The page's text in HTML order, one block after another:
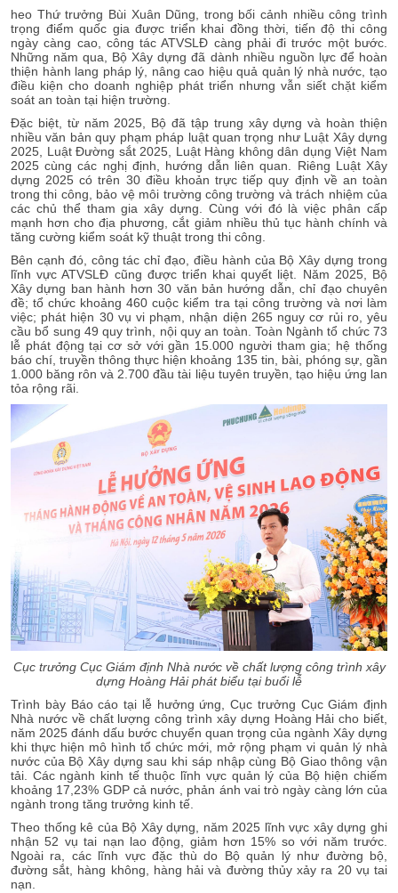
heo Thứ trưởng Bùi Xuân Dũng, trong bối cảnh nhiều công trình
trọng điểm quốc gia được triển khai đồng thời, tiến độ thi công
ngày càng cao, công tác ATVSLĐ càng phải đi trước một bước.
Những năm qua, Bộ Xây dựng đã dành nhiều nguồn lực để hoàn
thiện hành lang pháp lý, nâng cao hiệu quả quản lý nhà nước, tạo
điều kiện cho doanh nghiệp phát triển nhưng vẫn siết chặt kiểm
soát an toàn tại hiện trường.
Đặc biệt, từ năm 2025, Bộ đã tập trung xây dựng và hoàn thiện
nhiều văn bản quy phạm pháp luật quan trọng như Luật Xây dựng
2025, Luật Đường sắt 2025, Luật Hàng không dân dụng Việt Nam
2025 cùng các nghị định, hướng dẫn liên quan. Riêng Luật Xây
dựng 2025 có trên 30 điều khoản trực tiếp quy định về an toàn
trong thi công, bảo vệ môi trường công trường và trách nhiệm của
các chủ thể tham gia xây dựng. Cùng với đó là việc phân cấp
mạnh hơn cho địa phương, cắt giảm nhiều thủ tục hành chính và
tăng cường kiểm soát kỹ thuật trong thi công.
Bên cạnh đó, công tác chỉ đạo, điều hành của Bộ Xây dựng trong
lĩnh vực ATVSLĐ cũng được triển khai quyết liệt. Năm 2025, Bộ
Xây dựng ban hành hơn 30 văn bản hướng dẫn, chỉ đạo chuyên
đề; tổ chức khoảng 460 cuộc kiểm tra tại công trường và nơi làm
việc; phát hiện 30 vụ vi phạm, nhận diện 265 nguy cơ rủi ro, yêu
cầu bổ sung 49 quy trình, nội quy an toàn. Toàn Ngành tổ chức 73
lễ phát động tại cơ sở với gần 15.000 người tham gia; hệ thống
báo chí, truyền thông thực hiện khoảng 135 tin, bài, phóng sự, gần
1.000 băng rôn và 2.700 đầu tài liệu tuyên truyền, tạo hiệu ứng lan
tỏa rộng rãi.
Cục trưởng Cục Giám định Nhà nước về chất lượng công trình xây
dựng Hoàng Hải phát biểu tại buổi lễ
Trình bày Báo cáo tại lễ hưởng ứng, Cục trưởng Cục Giám định
Nhà nước về chất lượng công trình xây dựng Hoàng Hải cho biết,
năm 2025 đánh dấu bước chuyển quan trọng của ngành Xây dựng
khi thực hiện mô hình tổ chức mới, mở rộng phạm vi quản lý nhà
nước của Bộ Xây dựng sau khi sáp nhập cùng Bộ Giao thông vận
tải. Các ngành kinh tế thuộc lĩnh vực quản lý của Bộ hiện chiếm
khoảng 17,23% GDP cả nước, phản ánh vai trò ngày càng lớn của
ngành trong tăng trưởng kinh tế.
Theo thống kê của Bộ Xây dựng, năm 2025 lĩnh vực xây dựng ghi
nhận 52 vụ tai nạn lao động, giảm hơn 15% so với năm trước.
Ngoài ra, các lĩnh vực đặc thù do Bộ quản lý như đường bộ,
đường sắt, hàng không, hàng hải và đường thủy xảy ra 20 vụ tai
nạn.